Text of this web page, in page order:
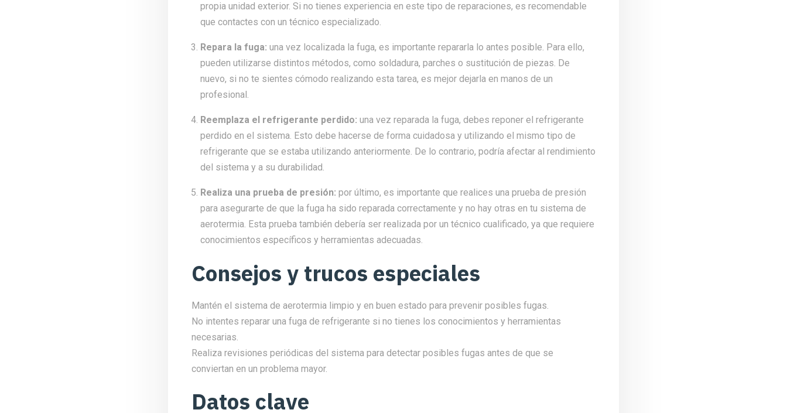
propia unidad exterior. Si no tienes experiencia en este tipo de reparaciones, es recomendable
que contactes con un técnico especializado.
Repara la fuga: una vez localizada la fuga, es importante repararla lo antes posible. Para ello,
pueden utilizarse distintos métodos, como soldadura, parches o sustitución de piezas. De
nuevo, si no te sientes cómodo realizando esta tarea, es mejor dejarla en manos de un
profesional.
Reemplaza el refrigerante perdido: una vez reparada la fuga, debes reponer el refrigerante
perdido en el sistema. Esto debe hacerse de forma cuidadosa y utilizando el mismo tipo de
refrigerante que se estaba utilizando anteriormente. De lo contrario, podría afectar al rendimiento
del sistema y a su durabilidad.
Realiza una prueba de presión: por último, es importante que realices una prueba de presión
para asegurarte de que la fuga ha sido reparada correctamente y no hay otras en tu sistema de
aerotermia. Esta prueba también debería ser realizada por un técnico cualificado, ya que requiere
conocimientos específicos y herramientas adecuadas.
Consejos y trucos especiales
Mantén el sistema de aerotermia limpio y en buen estado para prevenir posibles fugas.
No intentes reparar una fuga de refrigerante si no tienes los conocimientos y herramientas
necesarias.
Realiza revisiones periódicas del sistema para detectar posibles fugas antes de que se
conviertan en un problema mayor.
Datos clave